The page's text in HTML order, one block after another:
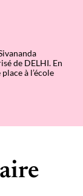
de DELHI. En
à l’école